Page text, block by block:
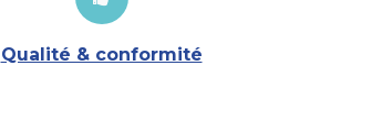
Qualité & conformité